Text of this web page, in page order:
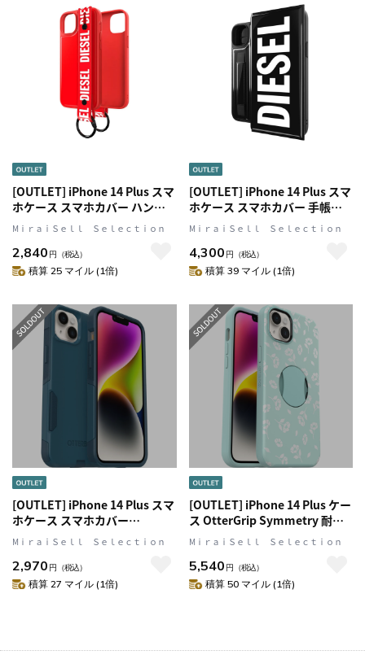
[OUTLET] iPhone 14 Plus スマ
ホケース スマホカバー ハンド
ストラップ Red(レッ
ド)/White(ホワイト)
Handstrap スタンド機能 リン
グ付 DIESEL[ディーゼル]
MⅰｒａｉＳｅｌｌ Ｓｅｌｅｃｔｉｏｎ
2,840 円 （税込）
積算 25 マイル (1倍)
[OUTLET] iPhone 14 Plus スマ
ホケース スマホカバー 手帳型
ポケット/カードスリット搭載
Black/White(ブラック/ホワイ
ト) DIESEL[ディーゼル]
Wallet[ウォレット]
MⅰｒａｉＳｅｌｌ Ｓｅｌｅｃｔｉｏｎ
4,300 円 （税込）
積算 39 マイル (1倍)
[OUTLET] iPhone 14 Plus スマ
ホケース スマホカバー
MagSafe対応 抗菌 耐衝撃 ドン
OtterBox[オッターボックス]
Commuter[コミューター] (77-
MⅰｒａｉＳｅｌｌ Ｓｅｌｅｃｔｉｏｎ
2,970 円 （税込）
積算 27 マイル (1倍)
[OUTLET] iPhone 14 Plus ケー
ス OtterGrip Symmetry 耐衝
撃 ポピーバイザシー OtterBox
MⅰｒａｉＳｅｌｌ Ｓｅｌｅｃｔｉｏｎ
5,540 円 （税込）
積算 50 マイル (1倍)